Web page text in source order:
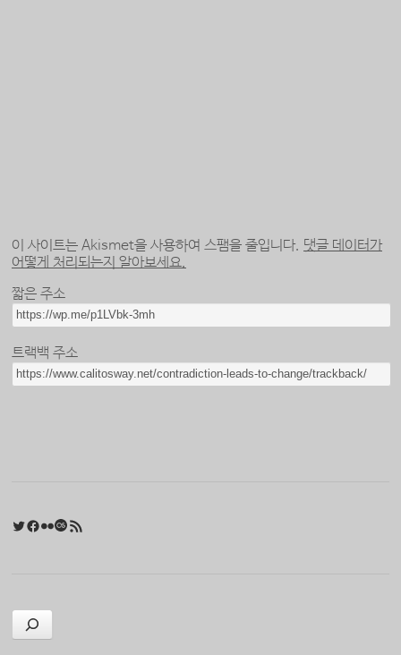
이 사이트는 Akismet을 사용하여 스팸을 줄입니다. 댓글 데이터가
어떻게 처리되는지 알아보세요.
짧은 주소
트랙백 주소
Twitter
Facebook
FlickrLast.fm
검색